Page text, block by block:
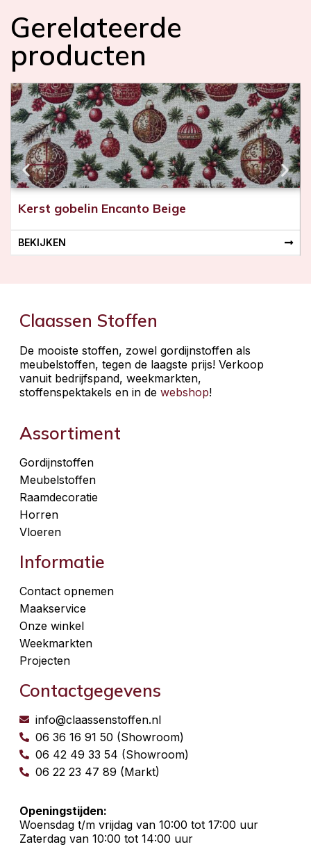
Gerelateerde
producten
Kerst gobelin Encanto Beige
BEKIJKEN
Claassen Stoffen
De mooiste stoffen, zowel gordijnstoffen als
meubelstoffen, tegen de laagste prijs! Verkoop
vanuit bedrijfspand, weekmarkten,
stoffenspektakels en in de webshop!
Assortiment
Gordijnstoffen
Meubelstoffen
Raamdecoratie
Horren
Vloeren
Informatie
Contact opnemen
Maakservice
Onze winkel
Weekmarkten
Projecten
Contactgegevens
info@claassenstoffen.nl
06 36 16 91 50 (Showroom)
06 42 49 33 54 (Showroom)
06 22 23 47 89 (Markt)
Openingstijden:
Woensdag t/m vrijdag van 10:00 tot 17:00 uur
Zaterdag van 10:00 tot 14:00 uur